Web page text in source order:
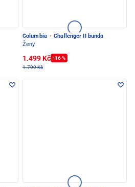
Columbia · Challenger II bunda
Ženy
1.499 Kč -16 %
1.799 Kč